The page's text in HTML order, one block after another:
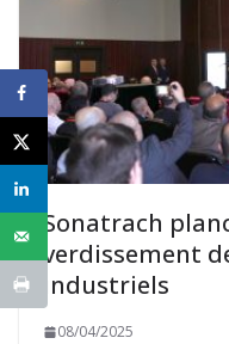
Sonatrach
verdissement
industriels
08/04/2025